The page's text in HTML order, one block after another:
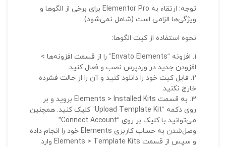
توجه: ارتقاء به Elementor Pro برای برخی از الگوها و
ویژگی‌ها الزامی است (شامل نمی‌شود).
نحوه استفاده از کیت الگوها:
افزونه “Envato Elements” را از قسمت افزونه‌ها >
افزودن جدید در وردپرس نصب و فعال کنید.
فایل کیت خود را دانلود کنید و آن را از حالت فشرده
خارج نکنید.
به قسمت Elements > Installed Kits بروید و بر
روی دکمه “Upload Template Kit” کلیک کنید. همچنین
می‌توانید با کلیک بر روی “Connect Account”
وصل‌شدن به حساب کاربری Elements خود را انجام داده
و سپس از قسمت Elements > Template Kits وارد